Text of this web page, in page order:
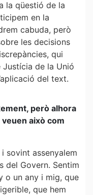
la qüestió de la
en la
cabuda, però
les decisions
qui
de la Unió
del text.
però alhora
això com
sovint assenyalem
del Govern. Sentim
o un any i mig, que
que hem